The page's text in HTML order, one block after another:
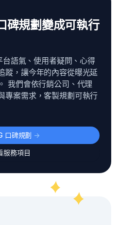
碑規劃變成可執行
語氣、使用者疑問、心得
蹤，讓今年的內容從曝光延
我們會依行銷公司、代理
專案需求，客製規劃可執行
口碑規劃 ->
服務項目